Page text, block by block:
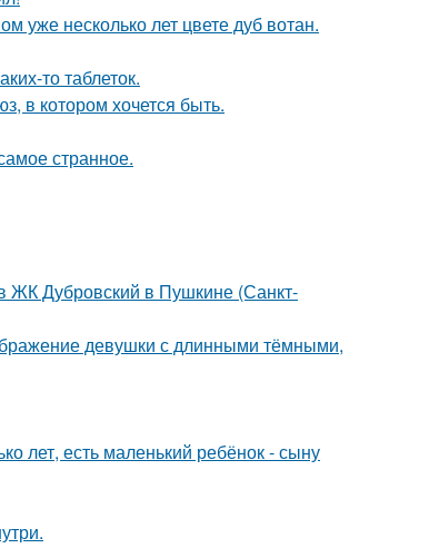
уже несколько лет цвете дуб вотан.
то таблеток.
в котором хочется быть.
странное.
ЖК Дубровский в Пушкине (Санкт-
девушки с длинными тёмными,
лет, есть маленький ребёнок - сыну